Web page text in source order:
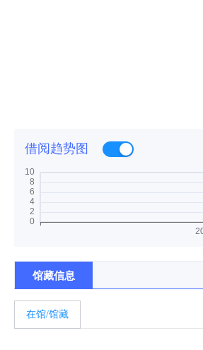
借阅趋势图
馆藏信息
在馆/馆藏